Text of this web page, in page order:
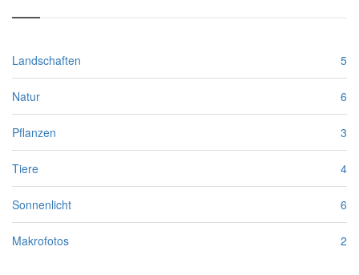
Landschaften 5
Natur 6
Pflanzen 3
Tiere 4
Sonnenlicht 6
Makrofotos 2